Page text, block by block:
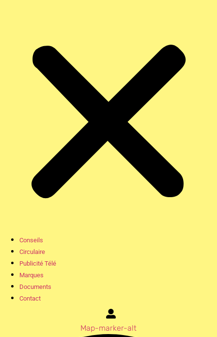
Conseils
Circulaire
Publicité Télé
Marques
Documents
Contact
Map-marker-alt